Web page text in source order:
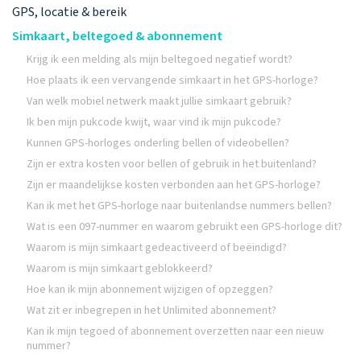
GPS, locatie & bereik
Simkaart, beltegoed & abonnement
Krijg ik een melding als mijn beltegoed negatief wordt?
Hoe plaats ik een vervangende simkaart in het GPS-horloge?
Van welk mobiel netwerk maakt jullie simkaart gebruik?
Ik ben mijn pukcode kwijt, waar vind ik mijn pukcode?
Kunnen GPS-horloges onderling bellen of videobellen?
Zijn er extra kosten voor bellen of gebruik in het buitenland?
Zijn er maandelijkse kosten verbonden aan het GPS-horloge?
Kan ik met het GPS-horloge naar buitenlandse nummers bellen?
Wat is een 097-nummer en waarom gebruikt een GPS-horloge dit?
Waarom is mijn simkaart gedeactiveerd of beëindigd?
Waarom is mijn simkaart geblokkeerd?
Hoe kan ik mijn abonnement wijzigen of opzeggen?
Wat zit er inbegrepen in het Unlimited abonnement?
Kan ik mijn tegoed of abonnement overzetten naar een nieuw
nummer?